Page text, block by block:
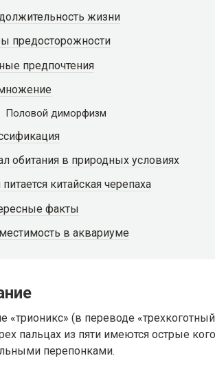
жизни
предосторожности
предпочтения
Половой диморфизм
обитания в природных условиях
китайская черепаха
факты
в аквариуме
«трионикс» (в переводе
пальцах из пяти имеются острые
перепонками.